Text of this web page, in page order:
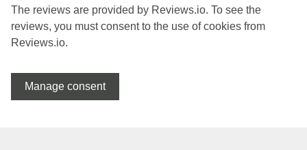
The reviews are provided by Reviews.io. To see the
reviews, you must consent to the use of cookies from
Reviews.io.
Manage consent